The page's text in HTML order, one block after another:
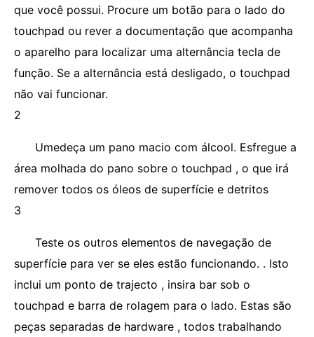
que você possui. Procure um botão para o lado do
touchpad ou rever a documentação que acompanha
o aparelho para localizar uma alternância tecla de
função. Se a alternância está desligado, o touchpad
não vai funcionar.
2
Umedeça um pano macio com álcool. Esfregue a
área molhada do pano sobre o touchpad , o que irá
remover todos os óleos de superfície e detritos
3
Teste os outros elementos de navegação de
superfície para ver se eles estão funcionando. . Isto
inclui um ponto de trajecto , insira bar sob o
touchpad e barra de rolagem para o lado. Estas são
peças separadas de hardware , todos trabalhando